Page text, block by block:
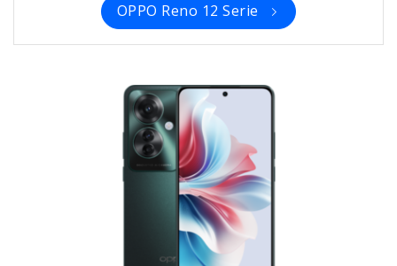
OPPO Reno 12 Serie